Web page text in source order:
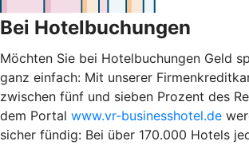
Bei Hotelbuchungen
Möchten Sie bei Hotelbuchungen Geld
ganz einfach: Mit unserer
zwischen fünf und sieben Prozent des
dem Portal www.vr-businesshotel.de
sicher fündig: Bei über 170.000 Hotels